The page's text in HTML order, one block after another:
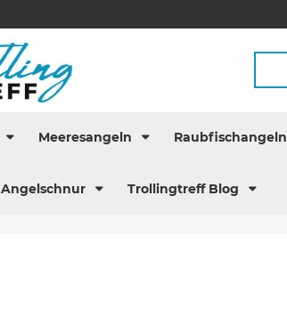
Meeresangeln Raubfischangeln
Angelschnur Trollingtreff Blog